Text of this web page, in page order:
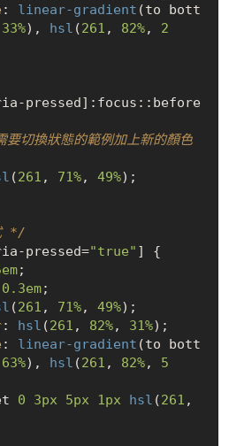
: linear-gradient (to bott
33%), hsl (261 , 82%, 2
pressed] :focus ::before
切換狀態的範例加上新的顏色
(261 , 71%, 49%);
*/
pressed="true" ]
{
;
0.3em;
(261 , 71%, 49%);
: hsl (261 , 82%, 31%);
: linear-gradient (to bott
63%), hsl (261 , 82%, 5
0 3px 5px 1px hsl (261